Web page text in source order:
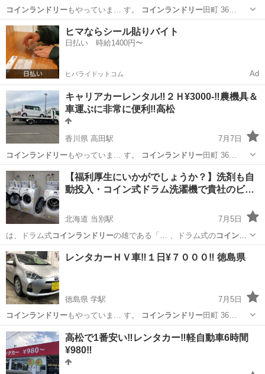
コインランドリーもやっていま… す。 コインランドリー田町 36…
香川 高松市 高田駅 引っ越し レンタカー
ヒマならシール貼りバイト
日払い 時給1400円〜
ヒバライドットコム Ad
キャリアカーレンタル‼️２Ｈ¥3000-‼️農機具＆
車運ぶに非常に便利‼️高松
香川県 高田駅
7月7日
コインランドリーもやっていま… す。 コインランドリー田町 36…
香川 高松市 高田駅 レンタカー
【福利厚生にいかがでしょうか？】洗剤も自
動投入・コイン式ドラム洗濯機で貴社のビ…
北海道 当別駅
7月5日
は、ドラム式コインランドリーの雄である「… 、ドラム式のコインラ
ンドリー機器の設置、…
北海道 石狩郡 当別駅 便利屋
レンタカーＨＶ車‼️１日¥７０００‼️ 徳島県
徳島県 学駅
7月5日
コインランドリーもやっていま… す。 コインランドリー田町 36…
徳島 阿波市 学駅 その他 コインランドリー
高松で1番安い‼️レンタカー‼️軽自動車6時間
¥980‼️